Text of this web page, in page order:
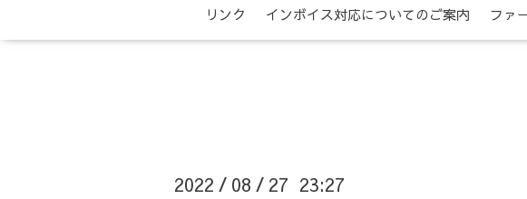
リンク
インボイス対応についてのご案内 ファ
2022 / 08 / 27 23:27